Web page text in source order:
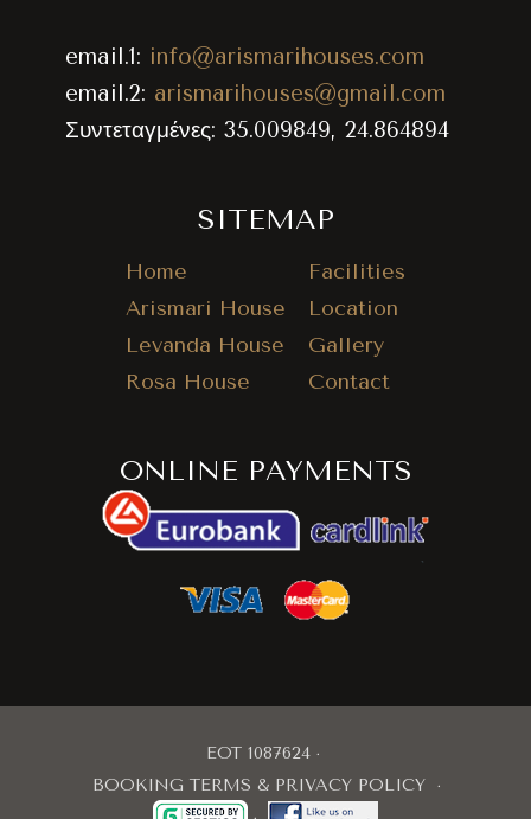
email.1: info@arismarihouses.com
email.2: arismarihouses@gmail.com
Συντεταγμένες: 35.009849, 24.864894
SITEMAP
Home
Arismari House
Levanda House
Rosa House
Facilities
Location
Gallery
Contact
ONLINE PAYMENTS
EOT 1087624
BOOKING TERMS & PRIVACY POLICY